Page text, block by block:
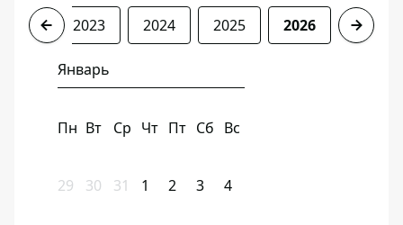
2022 2023 2024 2025 2026
Январь
Пн Вт Ср Чт Пт Сб Вс
29 30 31 1 2 3 4